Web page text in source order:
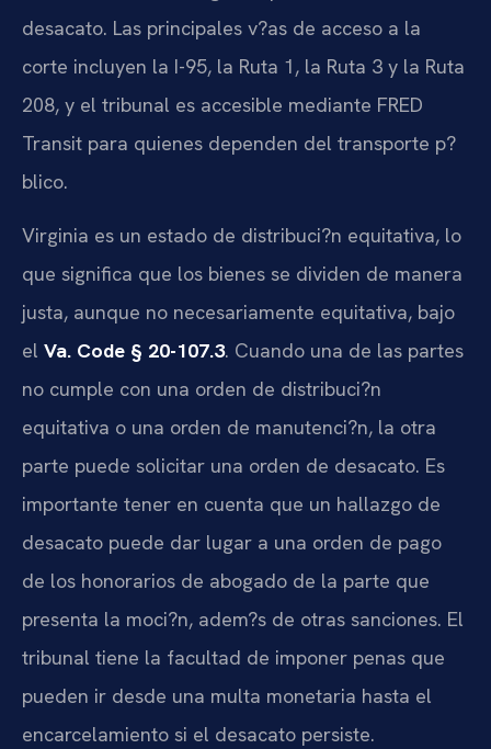
desacato. Las principales v?as de acceso a la
corte incluyen la I-95, la Ruta 1, la Ruta 3 y la Ruta
208, y el tribunal es accesible mediante FRED
Transit para quienes dependen del transporte p?
blico.
Virginia es un estado de distribuci?n equitativa, lo
que significa que los bienes se dividen de manera
justa, aunque no necesariamente equitativa, bajo
el Va. Code § 20-107.3. Cuando una de las partes
no cumple con una orden de distribuci?n
equitativa o una orden de manutenci?n, la otra
parte puede solicitar una orden de desacato. Es
importante tener en cuenta que un hallazgo de
desacato puede dar lugar a una orden de pago
de los honorarios de abogado de la parte que
presenta la moci?n, adem?s de otras sanciones. El
tribunal tiene la facultad de imponer penas que
pueden ir desde una multa monetaria hasta el
encarcelamiento si el desacato persiste.